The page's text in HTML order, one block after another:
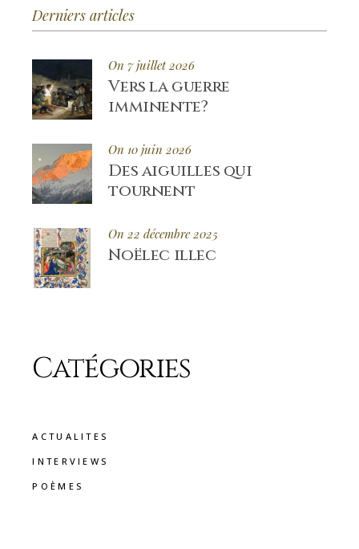
Derniers articles
On 7 juillet 2026
Vers la guerre
imminente?
On 10 juin 2026
Des aiguilles qui
tournent
On 22 décembre 2025
Noëlec illec
Catégories
ACTUALITES
INTERVIEWS
POÈMES